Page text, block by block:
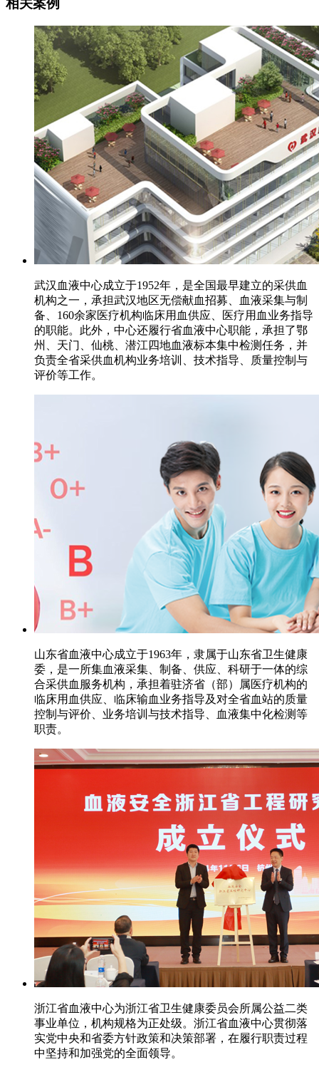
武汉血液中心成立于1952年，是全国最早建立的采供血
机构之一，承担武汉地区无偿献血招募、血液采集与制
备、160余家医疗机构临床用血供应、医疗用血业务指导
的职能。此外，中心还履行省血液中心职能，承担了鄂
州、天门、仙桃、潜江四地血液标本集中检测任务，并
负责全省采供血机构业务培训、技术指导、质量控制与
评价等工作。
山东省血液中心成立于1963年，隶属于山东省卫生健康
委，是一所集血液采集、制备、供应、科研于一体的综
合采供血服务机构，承担着驻济省（部）属医疗机构的
临床用血供应、临床输血业务指导及对全省血站的质量
控制与评价、业务培训与技术指导、血液集中化检测等
职责。
浙江省血液中心为浙江省卫生健康委员会所属公益二类
事业单位，机构规格为正处级。浙江省血液中心贯彻落
实党中央和省委方针政策和决策部署，在履行职责过程
中坚持和加强党的全面领导。